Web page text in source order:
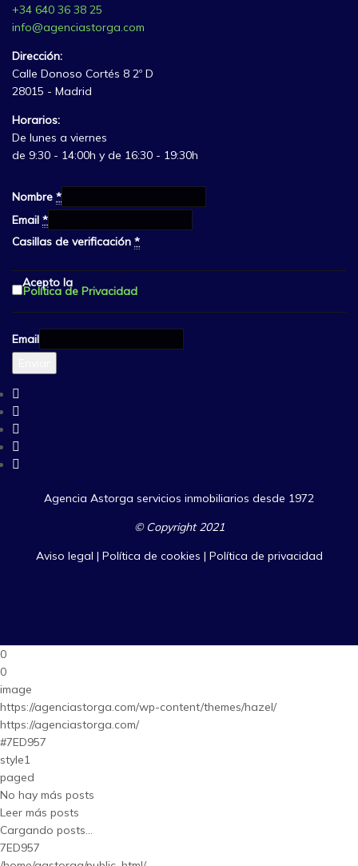
+34 640 36 38 25
info@agenciastorga.com
Dirección:
Calle Donoso Cortés 8 2º D
28015 - Madrid
Horarios:
De lunes a viernes
de 9:30 - 14:00h y de 16:30 - 19:30h
Nombre *
Email *
Casillas de verificación *
Acepto la
Política de Privacidad
Email
Agencia Astorga servicios inmobiliarios desde 1972
© Copyright 2021
Aviso legal | Política de cookies | Política de privacidad
0
0
image
https://agenciastorga.com/wp-content/themes/hazel/
https://agenciastorga.com/
#7ED957
style1
paged
No hay más posts
Leer más posts
Cargando posts...
7ED957